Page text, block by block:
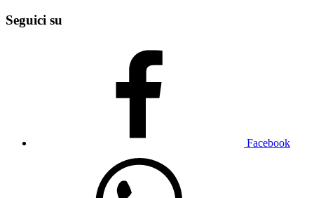
Seguici su
Facebook